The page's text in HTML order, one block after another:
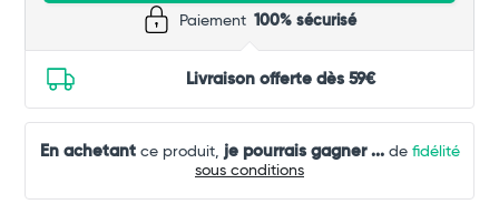
Paiement 100% sécurisé
Livraison offerte dès 59€
En achetantce produit, je pourrais gagner ...de fidélité
sous conditions